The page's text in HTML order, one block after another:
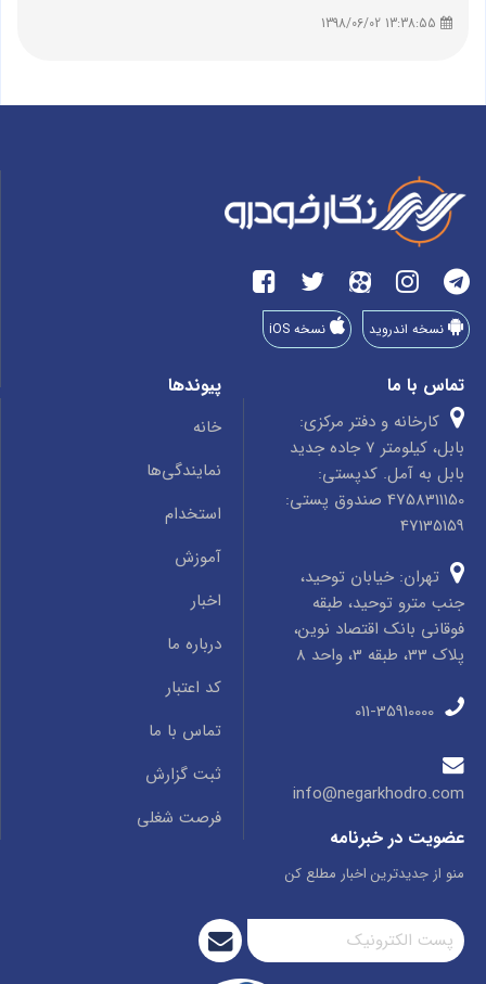
نسخه اندروید نسخه iOS
تماس با ما
کارخانه و دفتر مرکزی:
بابل، کیلومتر 7 جاده جدید
بابل به آمل. کدپستی:
4758311150 صندوق پستی:
47135159
تهران: خیابان توحید،
جنب مترو توحید، طبقه
فوقانی بانک اقتصاد نوین،
پلاک 33، طبقه 3، واحد 8
info@negarkhodro.com
پیوندها
خانه
نمایندگی‌ها
استخدام
آموزش
اخبار
درباره ما
کد اعتبار
تماس با ما
ثبت گزارش
فرصت شغلی
عضویت در خبرنامه
منو از جدیدترین اخبار مطلع کن